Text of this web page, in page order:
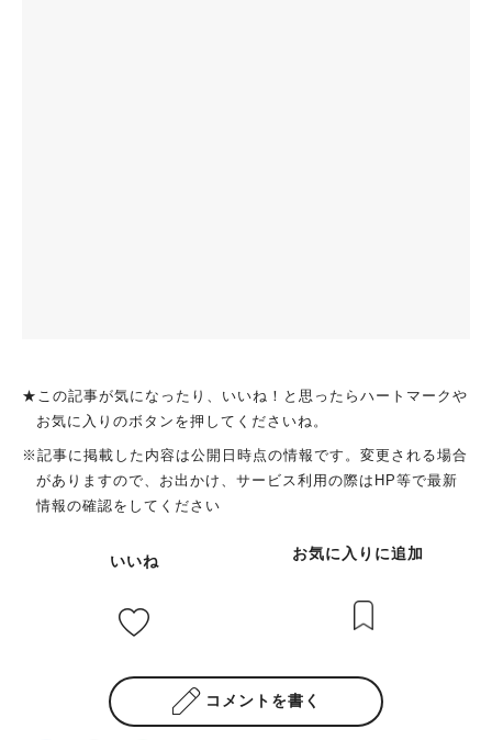
★この記事が気になったり、いいね！と思ったらハートマークや
お気に入りのボタンを押してくださいね。
※記事に掲載した内容は公開日時点の情報です。変更される場合
がありますので、お出かけ、サービス利用の際はHP等で最新
情報の確認をしてください
いいね お気に入りに追加
コメントを書く